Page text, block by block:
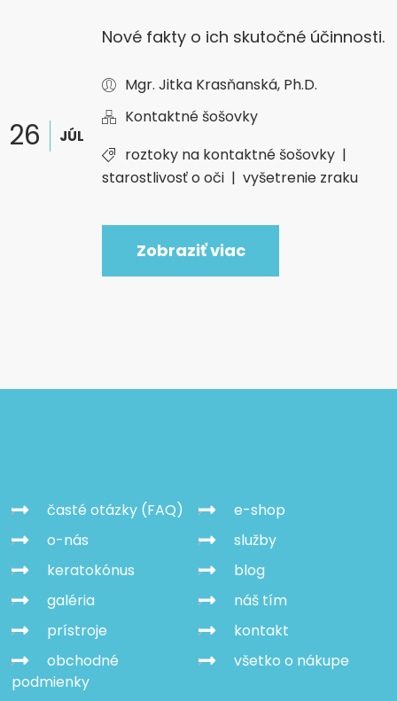
26 JÚL
Nové fakty o ich skutočné účinnosti.
Mgr. Jitka Krasňanská, Ph.D.
Kontaktné šošovky
roztoky na kontaktné šošovky |
starostlivosť o oči | vyšetrenie zraku
Zobraziť viac
časté otázky (FAQ)
e-shop
o-nás
služby
keratokónus
blog
galéria
náš tím
prístroje
kontakt
obchodné
podmienky
všetko o nákupe